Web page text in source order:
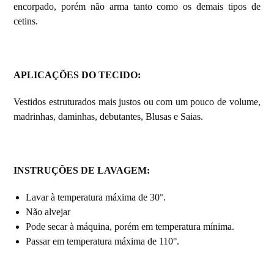
encorpado, porém não arma tanto como os demais tipos de
cetins.
APLICAÇÕES DO TECIDO:
Vestidos estruturados mais justos ou com um pouco de volume,
madrinhas, daminhas, debutantes, Blusas e Saias.
INSTRUÇÕES DE LAVAGEM:
Lavar à temperatura máxima de 30°.
Não alvejar
Pode secar à máquina, porém em temperatura mínima.
Passar em temperatura máxima de 110°.